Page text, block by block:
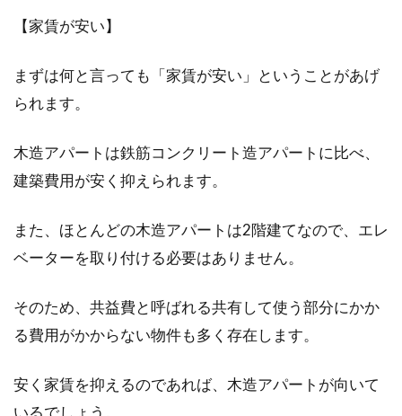
ぺい率」のル...
窓の高さの標準はどのくらい？窓の
種類別に解説
窓とは家やオフィスなどの建物に取り付けられ
言っても、様...
【家賃が安い】
まずは何と言っても「家賃が安い」ということがあげ
られます。
木造アパートは鉄筋コンクリート造アパートに比べ、
建築費用が安く抑えられます。
また、ほとんどの木造アパートは2階建てなので、エレ
ベーターを取り付ける必要はありません。
そのため、共益費と呼ばれる共有して使う部分にかか
る費用がかからない物件も多く存在します。
安く家賃を抑えるのであれば、木造アパートが向いて
いるでしょう。